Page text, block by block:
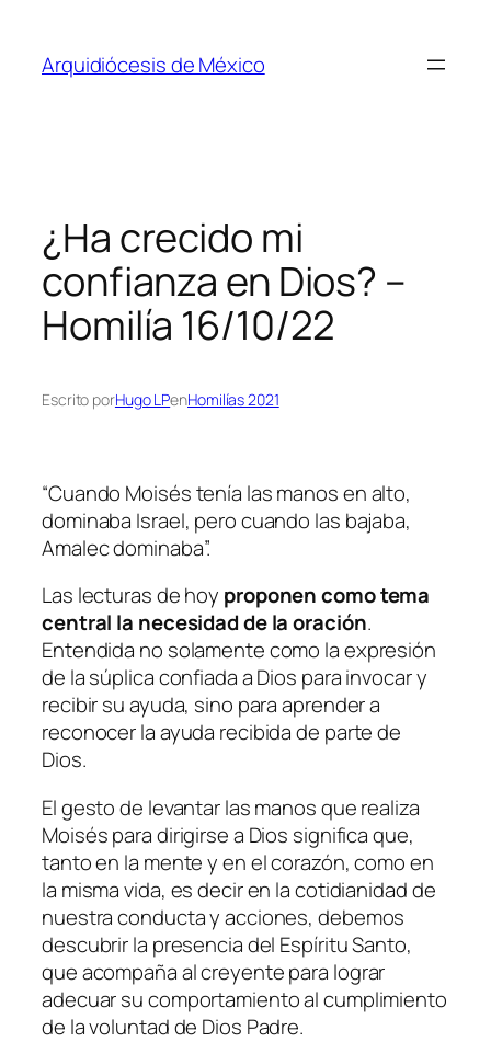
contenido
Arquidiócesis de México
¿Ha crecido mi
confianza en Dios? –
Homilía 16/10/22
Escrito porHugo LPenHomilías 2021
“Cuando Moisés tenía las manos en alto,
dominaba Israel, pero cuando las bajaba,
Amalec dominaba”.
Las lecturas de hoy proponen como tema
central la necesidad de la oración.
Entendida no solamente como la expresión
de la súplica confiada a Dios para invocar y
recibir su ayuda, sino para aprender a
reconocer la ayuda recibida de parte de
Dios.
El gesto de levantar las manos que realiza
Moisés para dirigirse a Dios significa que,
tanto en la mente y en el corazón, como en
la misma vida, es decir en la cotidianidad de
nuestra conducta y acciones, debemos
descubrir la presencia del Espíritu Santo,
que acompaña al creyente para lograr
adecuar su comportamiento al cumplimiento
de la voluntad de Dios Padre.